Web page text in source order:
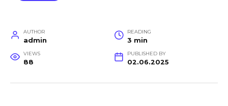
AUTHOR
admin
READING
3 min
VIEWS
88
PUBLISHED BY
02.06.2025